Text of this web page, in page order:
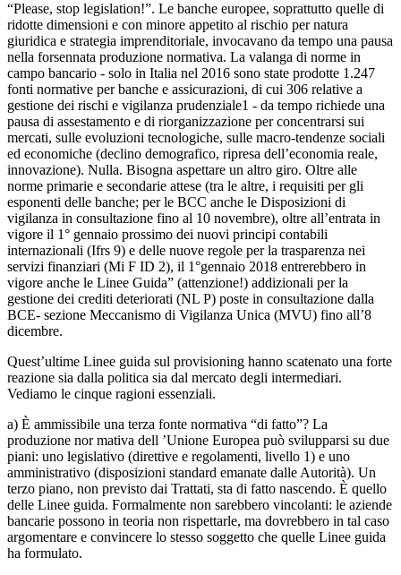
“Please, stop legislation!”. Le banche europee, soprattutto quelle di
ridotte dimensioni e con minore appetito al rischio per natura
giuridica e strategia imprenditoriale, invocavano da tempo una pausa
nella forsennata produzione normativa. La valanga di norme in
campo bancario - solo in Italia nel 2016 sono state prodotte 1.247
fonti normative per banche e assicurazioni, di cui 306 relative a
gestione dei rischi e vigilanza prudenziale1 - da tempo richiede una
pausa di assestamento e di riorganizzazione per concentrarsi sui
mercati, sulle evoluzioni tecnologiche, sulle macro-tendenze sociali
ed economiche (declino demografico, ripresa dell’economia reale,
innovazione). Nulla. Bisogna aspettare un altro giro. Oltre alle
norme primarie e secondarie attese (tra le altre, i requisiti per gli
esponenti delle banche; per le BCC anche le Disposizioni di
vigilanza in consultazione fino al 10 novembre), oltre all’entrata in
vigore il 1° gennaio prossimo dei nuovi principi contabili
internazionali (Ifrs 9) e delle nuove regole per la trasparenza nei
servizi finanziari (Mi F ID 2), il 1°gennaio 2018 entrerebbero in
vigore anche le Linee Guida” (attenzione!) addizionali per la
gestione dei crediti deteriorati (NL P) poste in consultazione dalla
BCE- sezione Meccanismo di Vigilanza Unica (MVU) fino all’8
dicembre.
Quest’ultime Linee guida sul provisioning hanno scatenato una forte
reazione sia dalla politica sia dal mercato degli intermediari.
Vediamo le cinque ragioni essenziali.
a) È ammissibile una terza fonte normativa “di fatto”? La
produzione nor mativa dell ’Unione Europea può svilupparsi su due
piani: uno legislativo (direttive e regolamenti, livello 1) e uno
amministrativo (disposizioni standard emanate dalle Autorità). Un
terzo piano, non previsto dai Trattati, sta di fatto nascendo. È quello
delle Linee guida. Formalmente non sarebbero vincolanti: le aziende
bancarie possono in teoria non rispettarle, ma dovrebbero in tal caso
argomentare e convincere lo stesso soggetto che quelle Linee guida
ha formulato.